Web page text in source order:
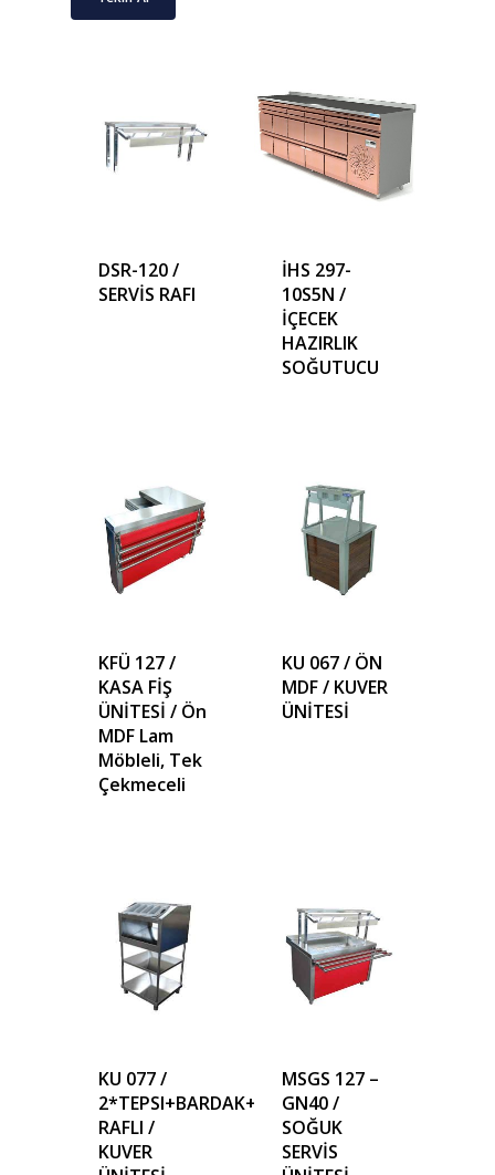
DSR-120 /
SERVİS RAFI
İHS 297-
10S5N /
İÇECEK
HAZIRLIK
SOĞUTUCU
KFÜ 127 /
KASA FİŞ
ÜNİTESİ / Ön
MDF Lam
Möbleli, Tek
Çekmeceli
KU 067 / ÖN
MDF / KUVER
ÜNİTESİ
KU 077 /
2*TEPSI+BARDAK+KUVER
RAFLI /
KUVER
MSGS 127 –
GN40 /
SOĞUK
SERVİS